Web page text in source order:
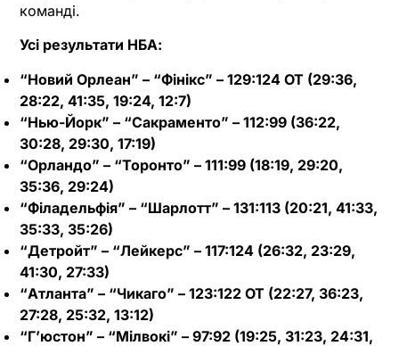
команді.
Усі результати НБА:
“Новий Орлеан” – “Фінікс” – 129:124 OT (29:36,
28:22, 41:35, 19:24, 12:7)
“Нью-Йорк” – “Сакраменто” – 112:99 (36:22,
30:28, 29:30, 17:19)
“Орландо” – “Торонто” – 111:99 (18:19, 29:20,
35:36, 29:24)
“Філадельфія” – “Шарлотт” – 131:113 (20:21, 41:33,
35:33, 35:26)
“Детройт” – “Лейкерс” – 117:124 (26:32, 23:29,
41:30, 27:33)
“Атланта” – “Чикаго” – 123:122 OT (22:27, 36:23,
27:28, 25:32, 13:12)
“Г’юстон” – “Мілвокі” – 97:92 (19:25, 31:23, 24:31,